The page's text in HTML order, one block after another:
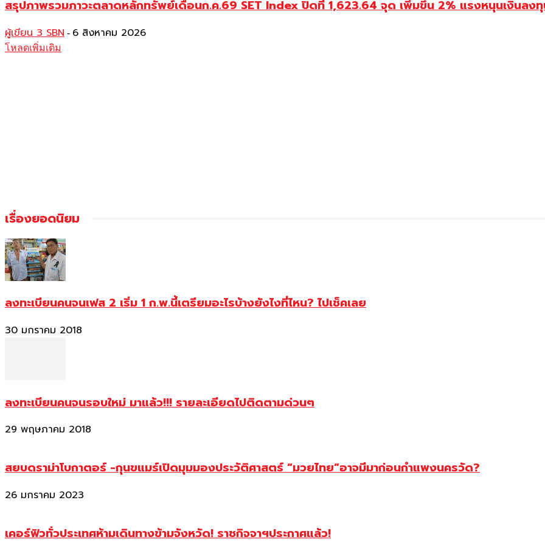
สรุปภาพรวมภาวะตลาดหลักทรัพย์เดือนก.ค.69 SET Index ปิดที่ 1,623.64 จุด เพิ่มขึ้น 2% แรงหนุนเงินลงทุ
ผู้เขียน 3 SBN - 6 สิงหาคม 2026
โหลดเพิ่มเติม
เรื่องยอดนิยม
ลงทะเบียนคนจนเฟส 2 เริ่ม 1 ก.พ.นี้เตรียมอะไรบ้างยังไงที่ไหน? ไปเช็คเลย
30 มกราคม 2018
ลงทะเบียนคนจนรอบใหม่ มาแล้ว!!! รายละเอียดไปติดตามด่วนๆ
29 พฤษภาคม 2018
สยบดราม่าโบกาตอร์ -กุนขแมร์เปิดมุมมองประวัติศาสตร์ “มวยไทย”อาจมีมาก่อนกำแพงนครวัด?
26 มกราคม 2023
เคอร์ฟิวทั่วประเทศห้ามเดินทางข้ามจังหวัด! ราชกิจจาฯประกาศแล้ว!